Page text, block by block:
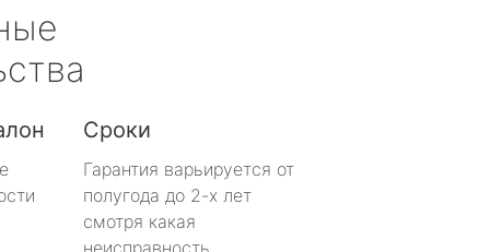
Сроки
Гарантия варьируется от
полугода до 2-х лет
смотря какая
неисправность.